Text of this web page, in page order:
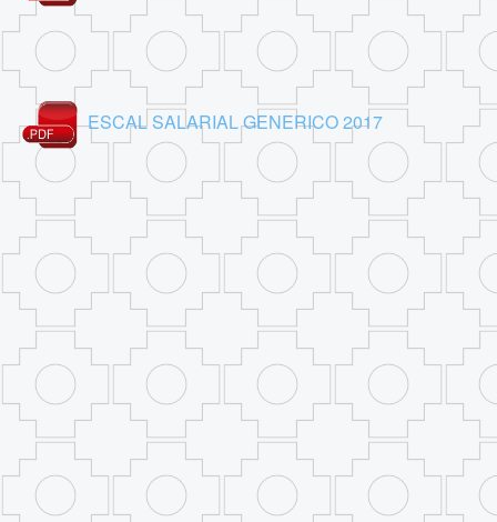
ESCAL SALARIAL GENERICO 2017